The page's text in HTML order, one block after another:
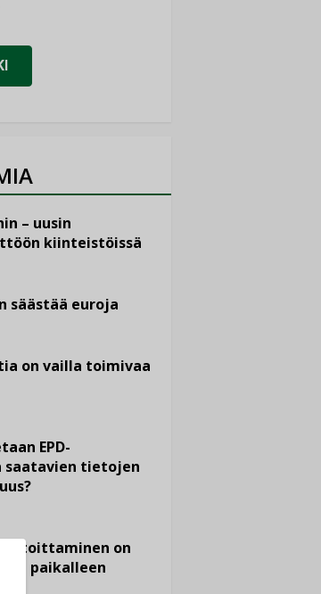
– uusin
kiinteistöissä
säästää euroja
on vailla toimivaa
EPD-
saatavien tietojen
on
paikalleen